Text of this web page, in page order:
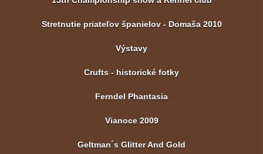
Stretnutie priateľov španielov - Domaša 2010
Výstavy
Crufts - historické fotky
Ferndel Phantasia
Vianoce 2009
Geltman´s Glitter And Gold